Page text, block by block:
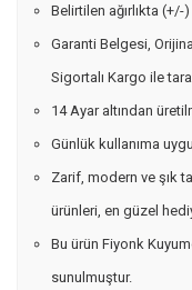
Belirtilen ağırlıkta
Garanti Belgesi,
Sigortalı Kargo ile
14 Ayar altından
Günlük kullanıma
Zarif, modern ve şık
ürünleri, en güzel
Bu ürün Fiyonk
sunulmuştur.